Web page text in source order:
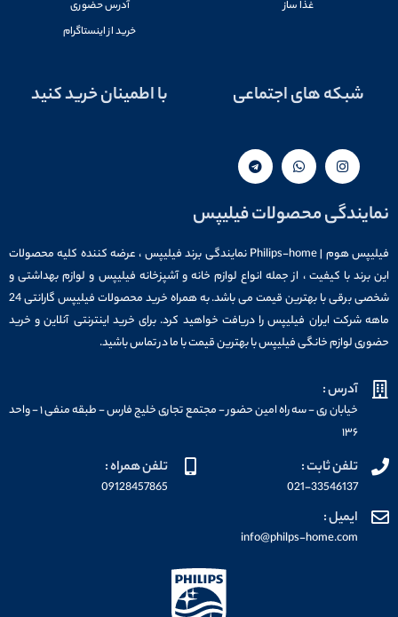
غذا ساز
آدرس حضوری
خرید از اینستاگرام
شبکه های اجتماعی با اطمینان خرید کنید
نمایندگی محصولات فیلیپس
فیلیپس هوم | Philips-home نمایندگی برند فیلیپس ، عرضه کننده کلیه محصولات
این برند با کیفیت ، از جمله انواع لوازم خانه و آشپزخانه فیلیپس و لوازم بهداشتی و
شخصی برقی با بهترین قیمت می باشد. به همراه خرید محصولات فیلیپس گارانتی 24
ماهه شرکت ایران فیلیپس را دریافت خواهید کرد. برای خرید اینترنتی آنلاین و خرید
حضوری لوازم خانگی فیلیپس با بهترین قیمت با ما در تماس باشید.
آدرس :
خیابان ری - سه راه امین حضور - مجتمع تجاری خلیج فارس - طبقه منفی ۱ - واحد
۱۳۶
تلفن ثابت :
021-33546137
تلفن همراه :
09128457865
ایمیل :
info@philps-home.com